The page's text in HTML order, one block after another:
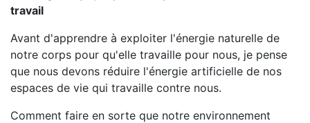
travail
Avant d'apprendre à exploiter l'énergie naturelle de
notre corps pour qu'elle travaille pour nous, je pense
que nous devons réduire l'énergie artificielle de nos
espaces de vie qui travaille contre nous.
Comment faire en sorte que notre environnement